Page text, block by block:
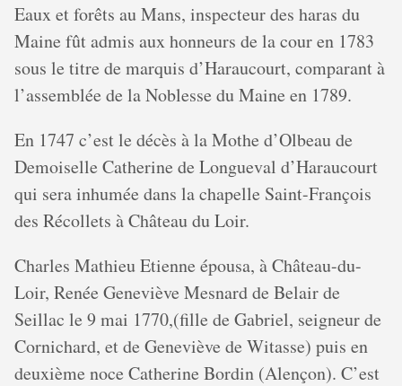
Eaux et forêts au Mans, inspecteur des haras du
Maine fût admis aux honneurs de la cour en 1783
sous le titre de marquis d’Haraucourt, comparant à
l’assemblée de la Noblesse du Maine en 1789.
En 1747 c’est le décès à la Mothe d’Olbeau de
Demoiselle Catherine de Longueval d’Haraucourt
qui sera inhumée dans la chapelle Saint-François
des Récollets à Château du Loir.
Charles Mathieu Etienne épousa, à Château-du-
Loir, Renée Geneviève Mesnard de Belair de
Seillac le 9 mai 1770,(fille de Gabriel, seigneur de
Cornichard, et de Geneviève de Witasse) puis en
deuxième noce Catherine Bordin (Alençon). C’est